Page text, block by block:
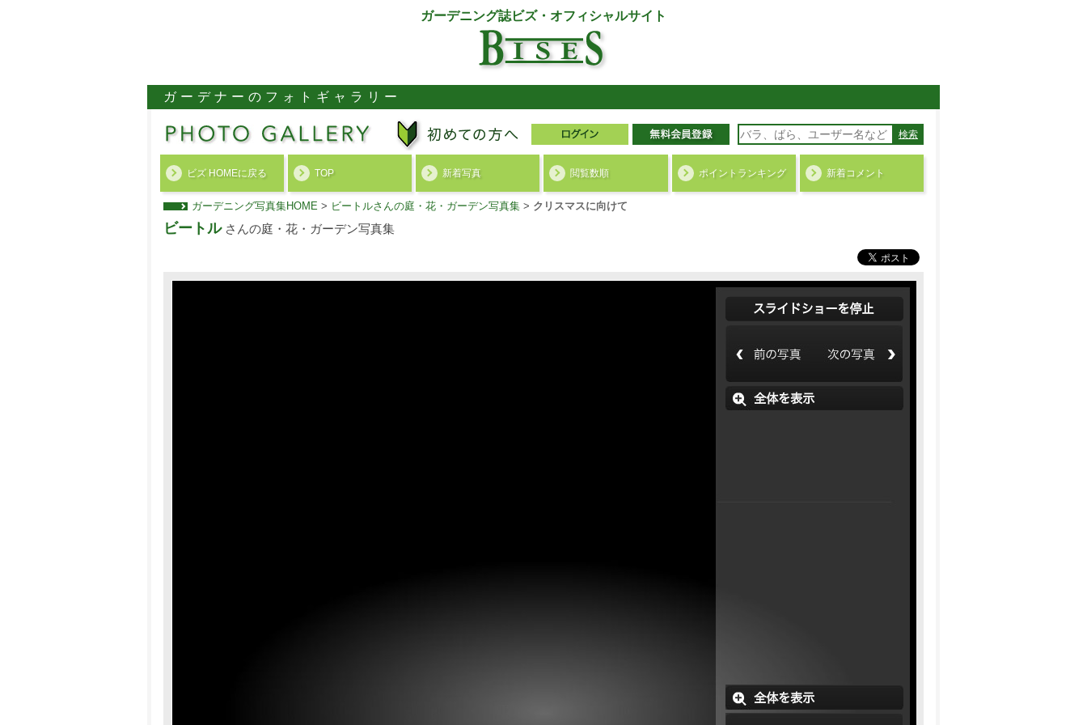
ガーデニング誌ビズ・オフィシャルサイト
ガーデナーのフォトギャラリー
検索
ビズ HOMEに戻る TOP 新着写真 閲覧数順 ポイント ランキング 新着コメント
ガーデニング写真集HOME > ビートルさんの庭・花・ガーデン写真集 > クリスマスに向けて
ビートルさんの庭・花・ガーデン写真集